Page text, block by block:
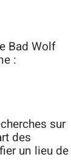
Bad Wolf
:
sur
des
un lieu de